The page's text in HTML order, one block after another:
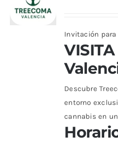
Invitación para
Descubre
entorno
cannabis en